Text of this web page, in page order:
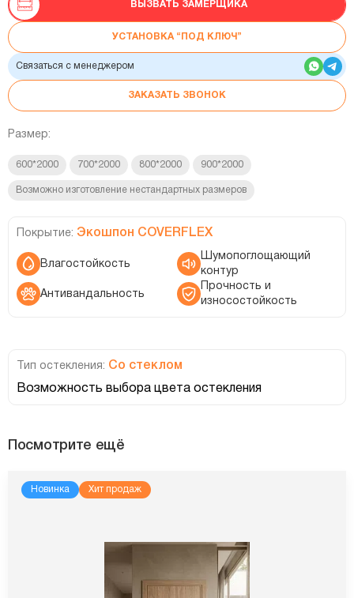
ВЫЗВАТЬ ЗАМЕРЩИКА
УСТАНОВКА “ПОД КЛЮЧ”
Связаться с менеджером
ЗАКАЗАТЬ ЗВОНОК
Размер:
600*2000 700*2000 800*2000 900*2000
Возможно изготовление нестандартных размеров
Покрытие: Экошпон COVERFLEX
Влагостойкость
Шумопоглощающий
контур
Антивандальность
Прочность и
износостойкость
Тип остекления: Со стеклом
Возможность выбора цвета остекления
Посмотрите ещё
Новинка Хит продаж